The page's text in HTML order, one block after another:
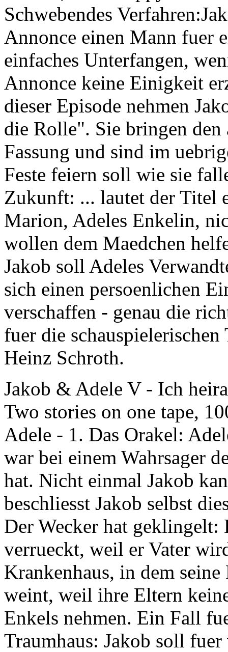
Schwebendes
Annonce einen Mann fuer
einfaches Unterfangen,
Annonce keine Einigkeit
dieser Episode nehmen
die Rolle". Sie bringen den
Fassung und sind im
Feste feiern soll wie sie
Zukunft: ... lautet der Titel
Marion, Adeles Enkelin,
wollen dem Maedchen
Jakob soll Adeles
sich einen persoenlichen
verschaffen - genau die
fuer die
Heinz Schroth.
Jakob & Adele V- Ich
Two stories on one tape,
Adele - 1. Das Orakel:
war bei einem Wahrsager
hat. Nicht einmal Jakob
beschliesst Jakob selbst
Der Wecker hat
verrueckt, weil er Vater
Krankenhaus, in dem
weint, weil ihre Eltern
Enkels nehmen. Ein Fall
Traumhaus: Jakob soll fuer